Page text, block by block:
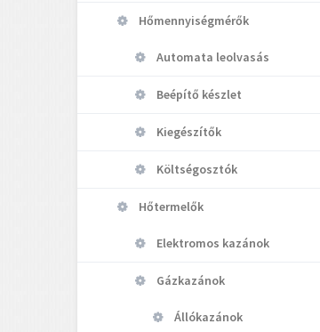
Hőmennyiségmérők
Automata leolvasás
Beépítő készlet
Kiegészítők
Költségosztók
Hőtermelők
Elektromos kazánok
Gázkazánok
Állókazánok